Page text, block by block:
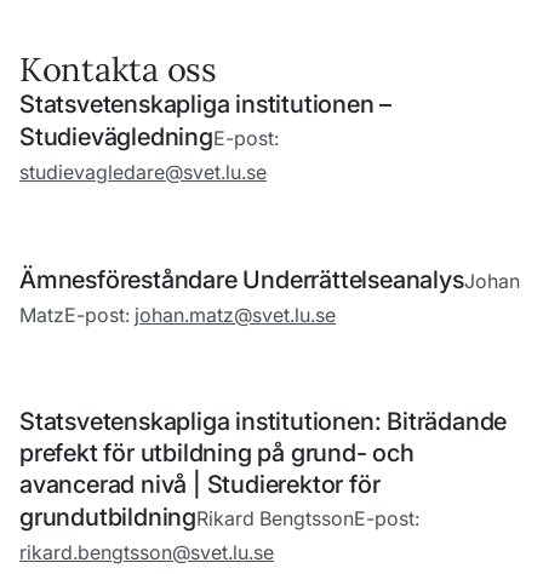
Kontakta oss
Statsvetenskapliga institutionen –
StudievägledningE-post:
studievagledare@svet.lu.se
Ämnesföreståndare UnderrättelseanalysJohan
MatzE-post: johan.matz@svet.lu.se
Statsvetenskapliga institutionen: Biträdande
prefekt för utbildning på grund- och
avancerad nivå | Studierektor för
grundutbildningRikard BengtssonE-post:
rikard.bengtsson@svet.lu.se